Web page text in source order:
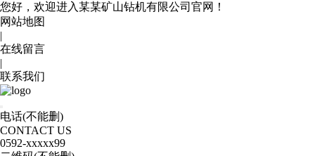
您好，欢迎进入某某矿山钻机有限公司官网！
网站地图
|
在线留言
|
联系我们
电话(不能删)
CONTACT US
0592-xxxxx99